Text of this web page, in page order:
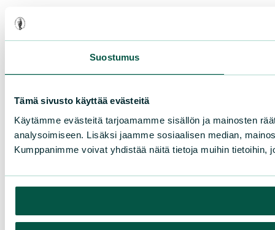
Suostumus
Tämä sivusto käyttää evästeitä
Käytämme evästeitä tarjoamamme sisällön ja mainosten
analysoimiseen. Lisäksi jaamme sosiaalisen median,
Kumppanimme voivat yhdistää näitä tietoja muihin tietoihin,